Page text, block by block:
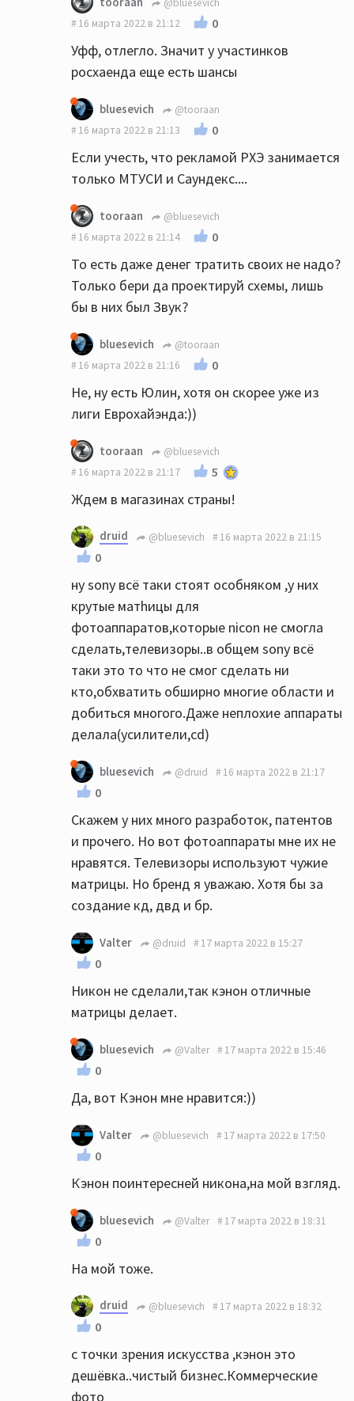
16 марта 2022 в 21:12
0
Уфф, отлегло. Значит у участинков
росхаенда еще есть шансы
bluesevich
@tooraan
16 марта 2022 в 21:13
0
Если учесть, что рекламой РХЭ занимается
только МТУСИ и Саундекс....
tooraan
@bluesevich
16 марта 2022 в 21:14
0
То есть даже денег тратить своих не надо?
Только бери да проектируй схемы, лишь
бы в них был Звук?
bluesevich
@tooraan
16 марта 2022 в 21:16
0
Не, ну есть Юлин, хотя он скорее уже из
лиги Еврохайэнда:))
tooraan
@bluesevich
16 марта 2022 в 21:17
5
Ждем в магазинах страны!
druid @bluesevich 16 марта 2022 в 21:15
0
ну sony всё таки стоят особняком ,у них
крутые матhицы для
фотоаппаратов,которые nicon не смогла
сделать,телевизоры..в общем sony всё
таки это то что не смог сделать ни
кто,обхватить обширно многие области и
добиться многого.Даже неплохие аппараты
делала(усилители,сd)
bluesevich @druid 16 марта 2022 в 21:17
0
Скажем у них много разработок, патентов
и прочего. Но вот фотоаппараты мне их не
нравятся. Телевизоры используют чужие
матрицы. Но бренд я уважаю. Хотя бы за
создание кд, двд и бр.
Valter @druid 17 марта 2022 в 15:27
0
Никон не сделали,так кэнон отличные
матрицы делает.
bluesevich @Valter 17 марта 2022 в 15:46
0
Да, вот Кэнон мне нравится:))
Valter @bluesevich 17 марта 2022 в 17:50
0
Кэнон поинтересней никона,на мой взгляд.
bluesevich @Valter 17 марта 2022 в 18:31
0
На мой тоже.
druid @bluesevich 17 марта 2022 в 18:32
0
с точки зрения искусства ,кэнон это
дешёвка..чистый бизнес.Коммерческие
фото